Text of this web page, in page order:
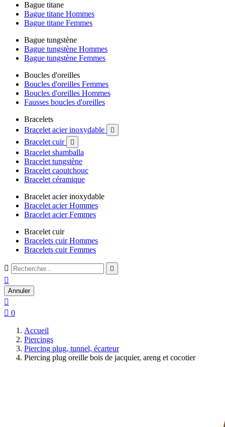
Bague titane
Bague titane Hommes
Bague titane Femmes
Bague tungstène
Bague tungstène Hommes
Bague tungstène Femmes
Boucles d'oreilles
Boucles d'oreilles Femmes
Boucles d'oreilles Hommes
Fausses boucles d'oreilles
Bracelets
Bracelet acier inoxydable

Bracelet cuir 
Bracelet shamballa
Bracelet tungstène
Bracelet caoutchouc
Bracelet céramique
Bracelet acier inoxydable
Bracelet acier Hommes
Bracelet acier Femmes
Bracelet cuir
Bracelets cuir Hommes
Bracelets cuir Femmes
 

Annuler

 0
Accueil
Piercings
Piercing plug, tunnel, écarteur
Piercing plug oreille bois de jacquier, areng et cocotier